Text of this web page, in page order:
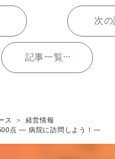
記事一覧
次
ス
経営情報
点 ― 病院に訪問しよう！―